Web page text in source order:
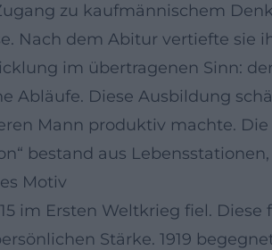
zu kaufmännischem
Nach dem Abitur vertiefte sie
im übertragenen Sinn:
Diese Ausbildung
Mann produktiv machte.
bestand aus
Motiv
im Ersten Weltkrieg fiel.
Stärke. 1919